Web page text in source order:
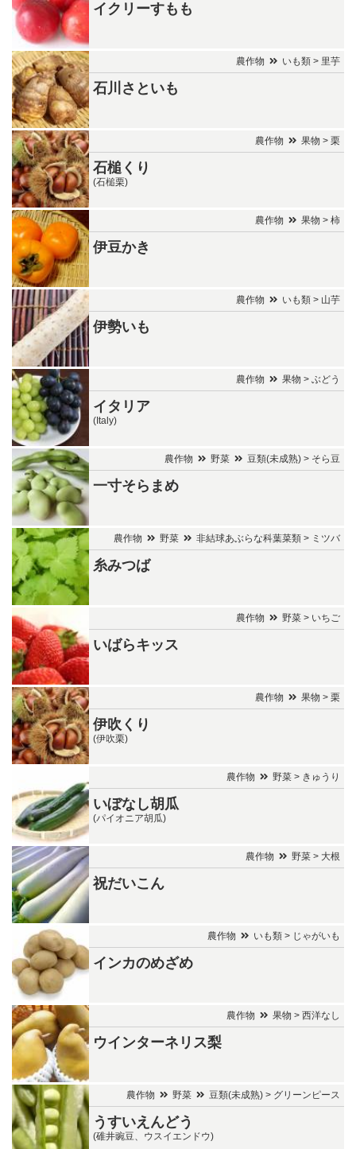
イクリーすもも
農作物 いも類 > 里芋
石川さといも
農作物 果物 > 栗
石槌くり
(石槌栗)
農作物 果物 > 柿
伊豆かき
農作物 いも類 > 山芋
伊勢いも
農作物 果物 > ぶどう
イタリア
(Italy)
農作物 野菜 豆類(未成熟) > そら豆
一寸そらまめ
農作物 野菜 非結球あぶらな科葉菜類 > ミツバ
糸みつば
農作物 野菜 > いちご
いばらキッス
農作物 果物 > 栗
伊吹くり
(伊吹栗)
農作物 野菜 > きゅうり
いぼなし胡瓜
(パイオニア胡瓜)
農作物 野菜 > 大根
祝だいこん
農作物 いも類 > じゃがいも
インカのめざめ
農作物 果物 > 西洋なし
ウインターネリス梨
農作物 野菜 豆類(未成熟) > グリーンピース
うすいえんどう
(碓井豌豆、ウスイエンドウ)